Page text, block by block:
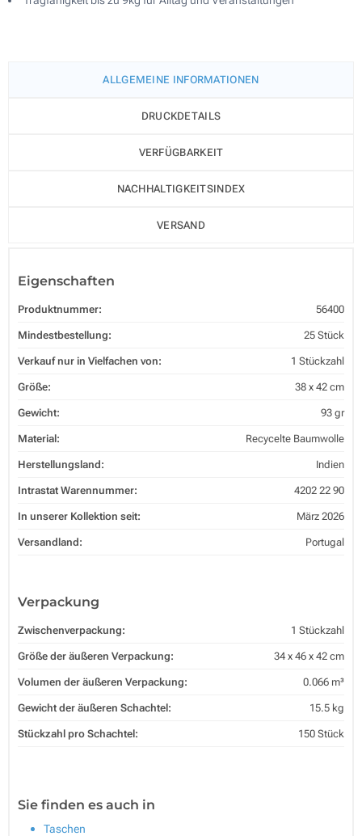
ALLGEMEINE INFORMATIONEN
DRUCKDETAILS
VERFÜGBARKEIT
NACHHALTIGKEITSINDEX
VERSAND
Eigenschaften
Produktnummer: 56400
Mindestbestellung: 25 Stück
Verkauf nur in Vielfachen von: 1 Stückzahl
Größe: 38 x 42 cm
Gewicht: 93 gr
Material: Recycelte Baumwolle
Herstellungsland: Indien
Intrastat Warennummer: 4202 22 90
In unserer Kollektion seit: März 2026
Versandland: Portugal
Verpackung
Zwischenverpackung: 1 Stückzahl
Größe der äußeren Verpackung: 34 x 46 x 42 cm
Volumen der äußeren Verpackung: 0.066 m³
Gewicht der äußeren Schachtel: 15.5 kg
Stückzahl pro Schachtel: 150 Stück
Sie finden es auch in
Taschen